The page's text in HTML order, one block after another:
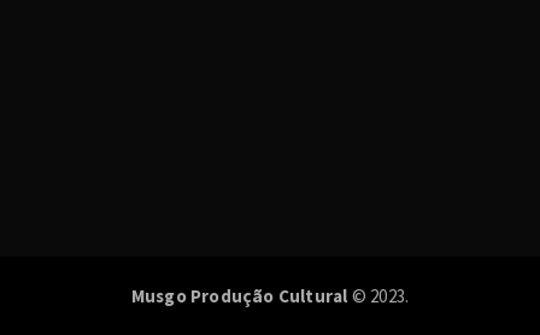
Musgo Produção Cultural © 2023.